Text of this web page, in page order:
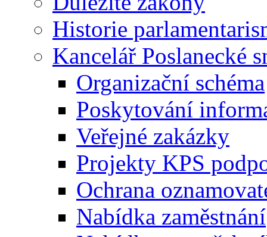
Historie
Kancelář Poslanecké
Organizační schéma
Poskytování
Veřejné zakázky
Projekty KPS
Ochrana
Nabídka zaměstnání